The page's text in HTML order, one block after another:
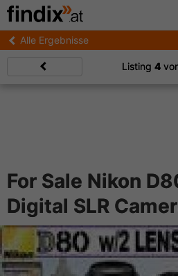
Alle Ergebnisse
Listing 4
For Sale Nikon
Digital SLR